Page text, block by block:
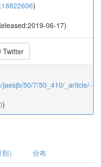
)
06-17)
Twitter
50/7/50_410/_article/-
)
） 分布